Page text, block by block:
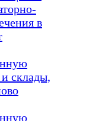
в
и склады,